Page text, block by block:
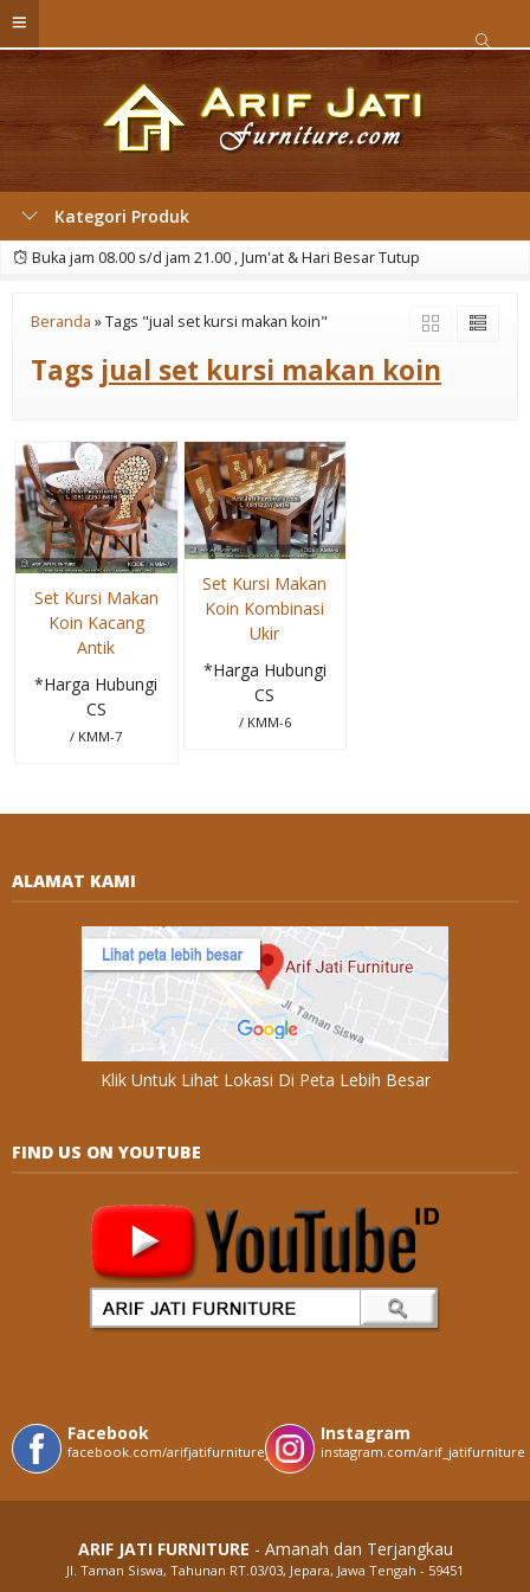
Kategori Produk
Buka jam 08.00 s/d jam 21.00 , Jum'at & Hari Besar Tutup
Beranda »Tags "jual set kursi makan koin"
Tags jual set kursi makan koin
Set Kursi Makan
Koin Kacang
Antik
*Harga Hubungi
CS
/ KMM-7
Set Kursi Makan
Koin Kombinasi
Ukir
*Harga Hubungi
CS
/ KMM-6
ALAMAT KAMI
Klik Untuk Lihat Lokasi Di Peta Lebih Besar
FIND US ON YOUTUBE
Facebook
facebook.com/arifjatifurniturejepara
Instagram
instagram.com/arif_jatifurniture
ARIF JATI FURNITURE - Amanah dan Terjangkau
Jl. Taman Siswa, Tahunan RT.03/03, Jepara, Jawa Tengah - 59451